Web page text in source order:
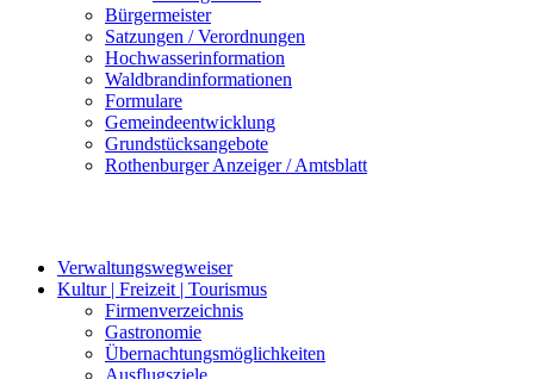
Bürgermeister
Satzungen / Verordnungen
Hochwasserinformation
Waldbrandinformationen
Formulare
Gemeindeentwicklung
Grundstücksangebote
Rothenburger Anzeiger / Amtsblatt
Verwaltungswegweiser
Kultur | Freizeit | Tourismus
Firmenverzeichnis
Gastronomie
Übernachtungsmöglichkeiten
Ausflugsziele